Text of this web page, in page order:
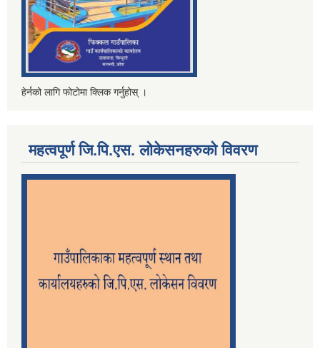
हेर्नको लागि फोटोमा क्लिक गर्नुहोस् ।
महत्वपूर्ण जि.पि.एस. लोकेसनहरुको विवरण